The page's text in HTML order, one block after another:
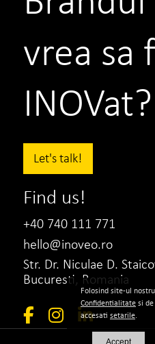
Owner
TEILOR – o poveste
doua decenii, pe
VEZI PROIECTUL
vrea sa
INOVat?
Let's talk!
Find us!
+40 740 111 771
hello@inoveo.ro
Str. Dr. Niculae D.
Bucuresti, Romania
Folosind site-ul
Confidentialitatesi de
accesati setarile.
Accept